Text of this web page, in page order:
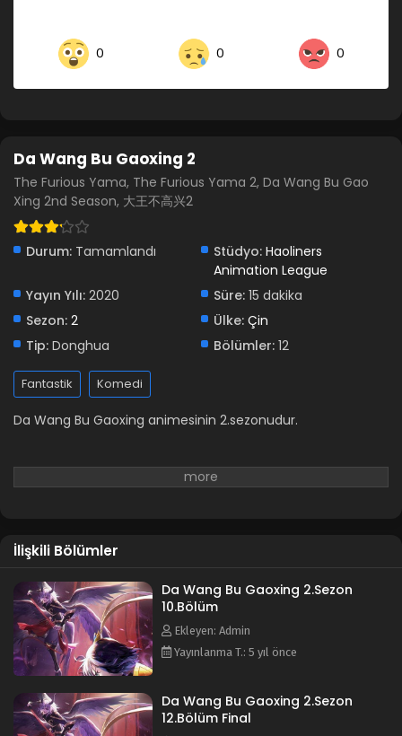
Da Wang Bu Gaoxing 2.Sezon 2.Bölüm
Blm 1 - Da Wang Bu Gaoxing 2.Sezon 1.Bölüm - Aralık 7,
0 0 0
Da Wang Bu Gaoxing 2
The Furious Yama, The Furious Yama 2, Da Wang Bu Gao
Xing 2nd Season, 大王不高兴2
Durum: Tamamlandı Stüdyo: Haoliners
Animation League
Yayın Yılı: 2020 Süre: 15 dakika
Sezon: 2 Ülke: Çin
Tip: Donghua Bölümler: 12
Fantastik Komedi
Da Wang Bu Gaoxing animesinin 2.sezonudur.
İlişkili Bölümler
Da Wang Bu Gaoxing 2.Sezon
10.Bölüm
Ekleyen: Admin
Yayınlanma T.: 5 yıl önce
Da Wang Bu Gaoxing 2.Sezon
12.Bölüm Final